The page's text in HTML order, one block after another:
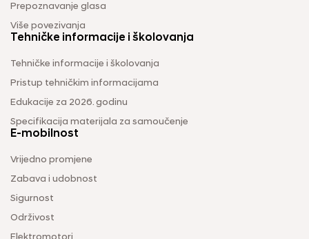
Prepoznavanje glasa
Više povezivanja
Tehničke informacije i školovanja
Tehničke informacije i školovanja
Pristup tehničkim informacijama
Edukacije za 2026. godinu
Specifikacija materijala za samoučenje
E-mobilnost
Vrijedno promjene
Zabava i udobnost
Sigurnost
Održivost